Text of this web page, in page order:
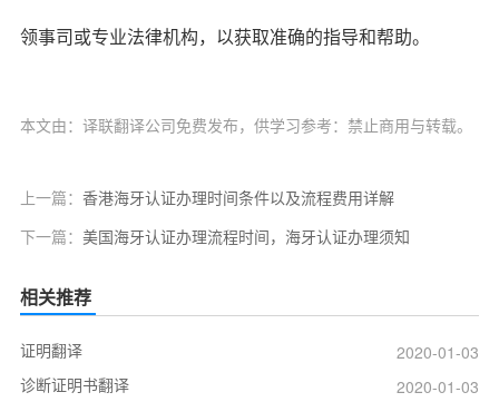
领事司或专业法律机构，以获取准确的指导和帮助。
本文由：译联翻译公司免费发布，供学习参考：禁止商用与转载。
上一篇： 香港海牙认证办理时间条件以及流程费用详解
下一篇： 美国海牙认证办理流程时间，海牙认证办理须知
相关推荐
证明翻译
2020-01-03
诊断证明书翻译
2020-01-03